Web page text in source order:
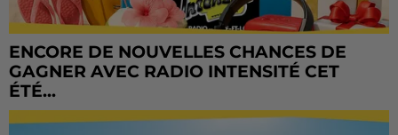
ENCORE DE NOUVELLES CHANCES DE
GAGNER AVEC RADIO INTENSITÉ CET
ÉTÉ...